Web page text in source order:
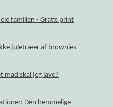
familien - Gratis print
juletræer af brownies
mad skal jeg lave?
Den hemmelige